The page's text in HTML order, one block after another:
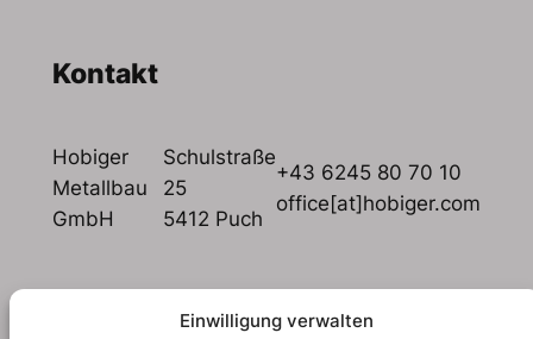
Einwilligung verwalten
Kontakt
Hobiger
Metallbau
GmbH
Schulstraße
25
5412 Puch
+43 6245 80 70 10
office[at]hobiger.com